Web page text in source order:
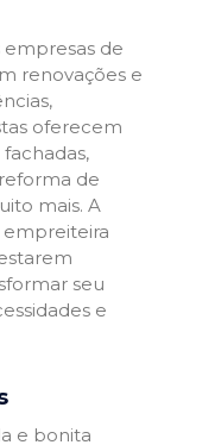
empresas de
renovações e
oferecem
de
mais. A
empreiteira
seu
e
e bonita